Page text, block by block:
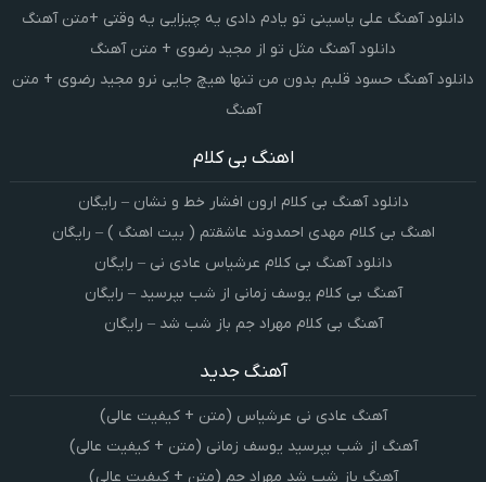
دانلود آهنگ علی یاسینی تو یادم دادی یه چیزایی یه وقتی +متن آهنگ
دانلود آهنگ مثل تو از مجید رضوی + متن آهنگ
دانلود آهنگ حسود قلبم بدون من تنها هیچ جایی نرو مجید رضوی + متن
آهنگ
اهنگ بی کلام
دانلود آهنگ بی کلام ارون افشار خط و نشان – رایگان
اهنگ بی کلام مهدی احمدوند عاشقتم ( بیت اهنگ ) – رایگان
دانلود آهنگ بی کلام عرشیاس عادی نی – رایگان
آهنگ بی کلام یوسف زمانی از شب بپرسید – رایگان
آهنگ بی کلام مهراد جم باز شب شد – رایگان
آهنگ جدید
آهنگ عادی نی عرشیاس (متن + کیفیت عالی)
آهنگ از شب بپرسید یوسف زمانی (متن + کیفیت عالی)
آهنگ باز شب شد مهراد جم (متن + کیفیت عالی)